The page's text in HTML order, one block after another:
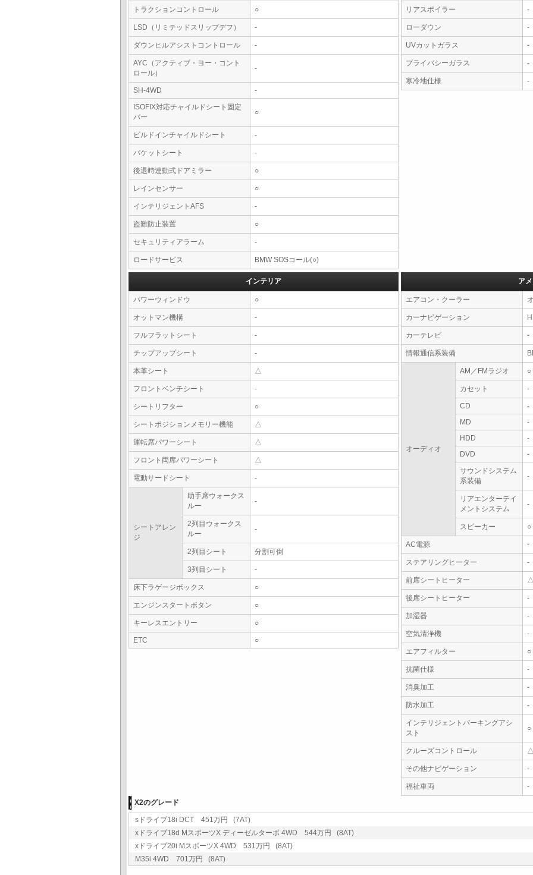
トラクションコントロール ○
LSD（リミテッドスリップデフ） -
ダウンヒルアシストコントロール -
AYC（アクティブ・ヨー・コント
ロール）
-
SH-4WD
-
ISOFIX対応チャイルドシート固定
バー
○
ビルドインチャイルドシート -
バケットシート -
後退時連動式ドアミラー ○
レインセンサー ○
インテリジェントAFS -
盗難防止装置 ○
セキュリティアラーム -
ロードサービス BMW SOSコール(○)
リアスポイラー -
ローダウン -
UVカットガラス -
プライバシーガラス -
寒冷地仕様 -
インテリア
パワーウィンドウ ○
オットマン機構 -
フルフラットシート -
チップアップシート -
本革シート △
フロントベンチシート -
シートリフター ○
シートポジションメモリー機能 △
運転席パワーシート △
フロント両席パワーシート △
電動サードシート -
シートアレン
ジ
助手席ウォークス
ルー
-
2列目ウォークス
ルー
-
2列目シート 分割可倒
3列目シート -
床下ラゲージボックス ○
エンジンスタートボタン ○
キーレスエントリー ○
ETC ○
ア
エアコン・クーラー
カーナビゲーション
カーテレビ -
情報通信系装備
オーディオ
AM／FMラジオ ○
カセット -
CD
-
MD
-
HDD
-
DVD
-
サウンドシステム
系装備
-
リアエンターテイ
メントシステム
-
スピーカー ○
AC電源 -
ステアリングヒーター -
前席シートヒーター
後席シートヒーター -
加湿器 -
空気清浄機 -
エアフィルター ○
抗菌仕様 -
消臭加工 -
防水加工 -
インテリジェントパーキングアシ
スト
○
クルーズコントロール
その他ナビゲーション -
福祉車両
-
X2のグレード
sドライブ18i DCT 451万円 (7AT)
xドライブ18d MスポーツX ディーゼルターボ 4WD 544万円 (8AT)
xドライブ20i MスポーツX 4WD 531万円 (8AT)
M35i 4WD 701万円 (8AT)